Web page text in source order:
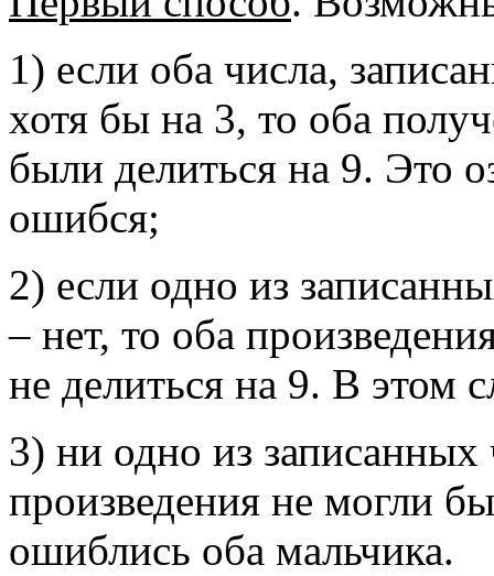
1) если оба числа,
хотя бы на 3, то оба
были делиться на 9. Это
ошибся;
2) если одно из
– нет, то оба
не делиться на 9. В этом
3) ни одно из записанных
произведения не могли
ошиблись оба мальчика.